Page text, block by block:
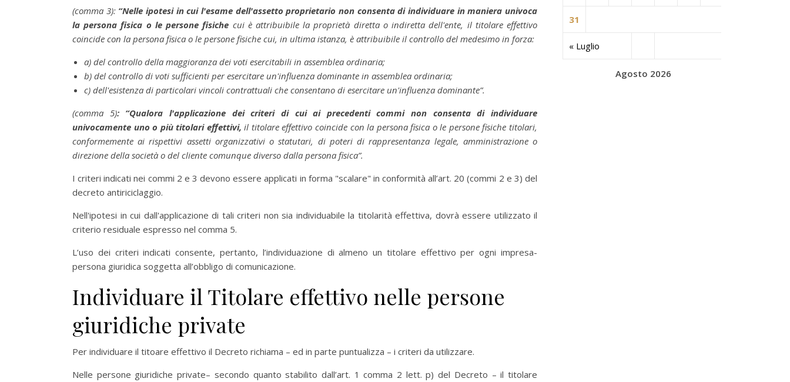
(comma 3): “Nelle ipotesi in cui l'esame dell'assetto proprietario non consenta di individuare in maniera univoca
la persona fisica o le persone fisiche cui è attribuibile la proprietà diretta o indiretta dell'ente, il titolare effettivo
coincide con la persona fisica o le persone fisiche cui, in ultima istanza, è attribuibile il controllo del medesimo in forza:
a) del controllo della maggioranza dei voti esercitabili in assemblea ordinaria;
b) del controllo di voti sufficienti per esercitare un'influenza dominante in assemblea ordinaria;
c) dell'esistenza di particolari vincoli contrattuali che consentano di esercitare un'influenza dominante”.
(comma 5): “Qualora l'applicazione dei criteri di cui ai precedenti commi non consenta di individuare
univocamente uno o più titolari effettivi,il titolare effettivo coincide con la persona fisica o le persone fisiche titolari,
conformemente ai rispettivi assetti organizzativi o statutari, di poteri di rappresentanza legale, amministrazione o
direzione della società o del cliente comunque diverso dalla persona fisica”.
I criteri indicati nei commi 2 e 3 devono essere applicati in forma "scalare" in conformità all’art. 20 (commi 2 e 3) del
decreto antiriciclaggio.
Nell'ipotesi in cui dall'applicazione di tali criteri non sia individuabile la titolarità effettiva, dovrà essere utilizzato il
criterio residuale espresso nel comma 5.
L’uso dei criteri indicati consente, pertanto, l’individuazione di almeno un titolare effettivo per ogni impresa-
persona giuridica soggetta all’obbligo di comunicazione.
Individuare il Titolare effettivo nelle persone
giuridiche private
Per individuare il titoare effettivo il Decreto richiama – ed in parte puntualizza – i criteri da utilizzare.
Nelle persone giuridiche private– secondo quanto stabilito dall’art. 1 comma 2 lett. p) del Decreto – il titolare
Agosto 2026
« Luglio
31